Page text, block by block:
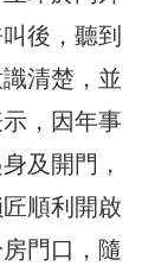
後，聽到
清楚，並
，因年事
及開門，
順利開啟
門口，隨